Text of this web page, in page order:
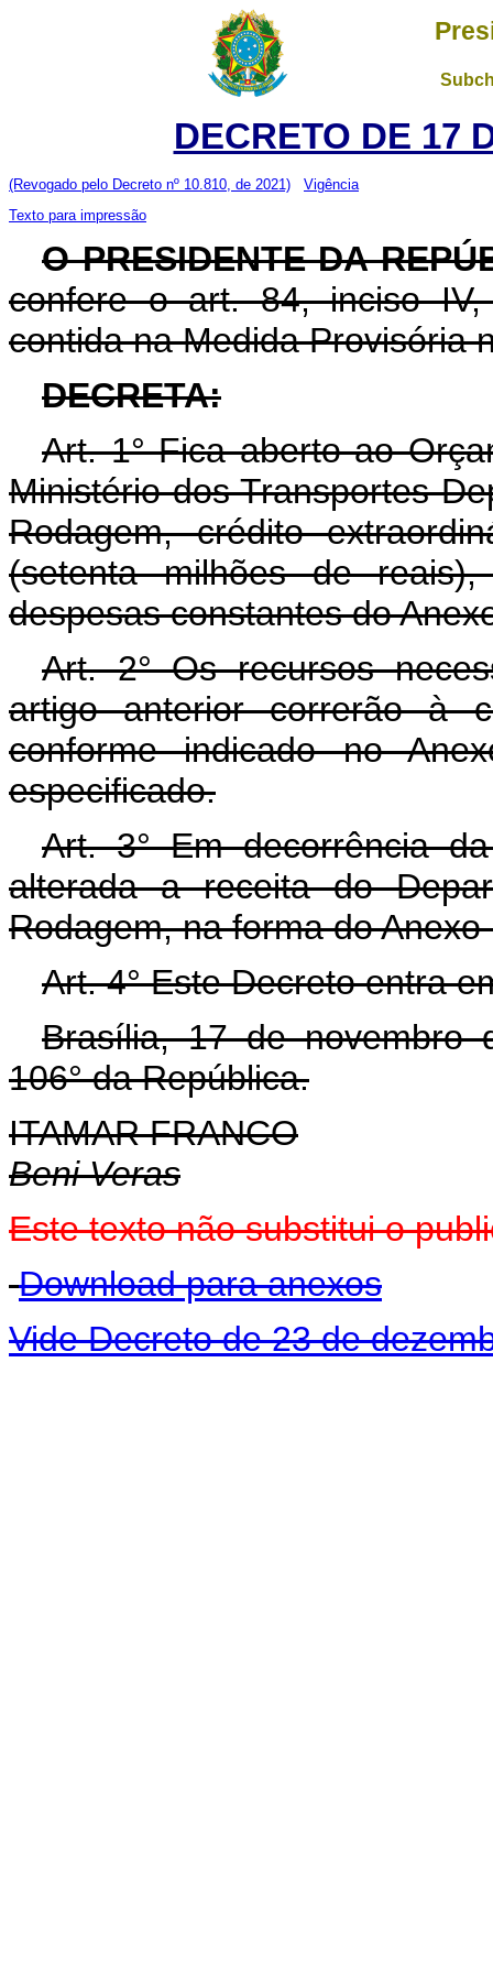
DECRETO DE 17
(Revogado pelo Decreto nº 10.810, de 2021)
Vigência
Texto para impressão
O PRESIDENTE DA
confere o art. 84, inciso
contida na Medida Provisória
DECRETA:
Art. 1° Fica aberto ao
Ministério dos Transportes
Rodagem, crédito
(setenta milhões de
despesas constantes do
Art. 2° Os recursos
artigo anterior correrão à
conforme indicado no
especificado.
Art. 3° Em decorrência
alterada a receita do
Rodagem, na forma do Anexo
Art. 4° Este Decreto entra
Brasília, 17 de novembro
106° da República.
ITAMAR FRANCO
Beni Veras
Este texto não substitui o
Download para anexos
Vide Decreto de 23 de